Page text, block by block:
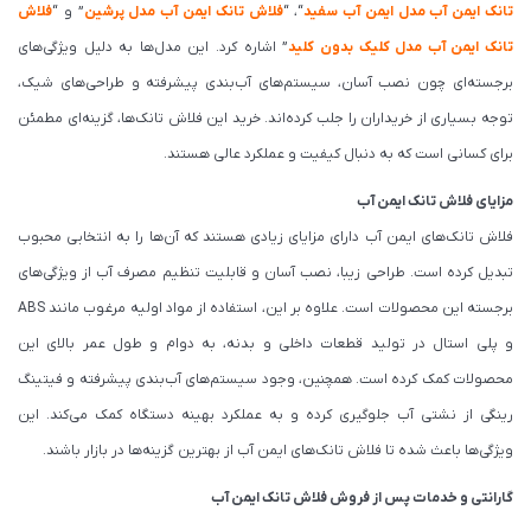
تانک ایمن آب مدل ایمن آب سفید“، “فلاش تانک ایمن آب مدل پرشین” و “فلاش
تانک ایمن آب مدل کلیک بدون کلید” اشاره کرد. این مدل‌ها به دلیل ویژگی‌های
برجسته‌ای چون نصب آسان، سیستم‌های آب‌بندی پیشرفته و طراحی‌های شیک،
توجه بسیاری از خریداران را جلب کرده‌اند. خرید این فلاش تانک‌ها، گزینه‌ای مطمئن
برای کسانی است که به دنبال کیفیت و عملکرد عالی هستند.
مزایای فلاش تانک ایمن آب
فلاش تانک‌های ایمن آب دارای مزایای زیادی هستند که آن‌ها را به انتخابی محبوب
تبدیل کرده است. طراحی زیبا، نصب آسان و قابلیت تنظیم مصرف آب از ویژگی‌های
برجسته این محصولات است. علاوه بر این، استفاده از مواد اولیه مرغوب مانند ABS
و پلی استال در تولید قطعات داخلی و بدنه، به دوام و طول عمر بالای این
محصولات کمک کرده است. همچنین، وجود سیستم‌های آب‌بندی پیشرفته و فیتینگ
رینگی از نشتی آب جلوگیری کرده و به عملکرد بهینه دستگاه کمک می‌کند. این
ویژگی‌ها باعث شده تا فلاش تانک‌های ایمن آب از بهترین گزینه‌ها در بازار باشند.
گارانتی و خدمات پس از فروش فلاش تانک ایمن آب